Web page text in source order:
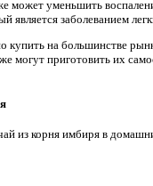
может уменьшить
является заболеванием
на большинстве
могут приготовить их
из корня имбиря в